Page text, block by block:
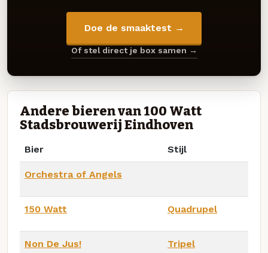
Doe de smaaktest →
Of stel direct je box samen →
Andere bieren van 100 Watt
Stadsbrouwerij Eindhoven
Bier Stijl
Orchestra of Angels
150 Watt Quadrupel
Non De Jus! Tripel